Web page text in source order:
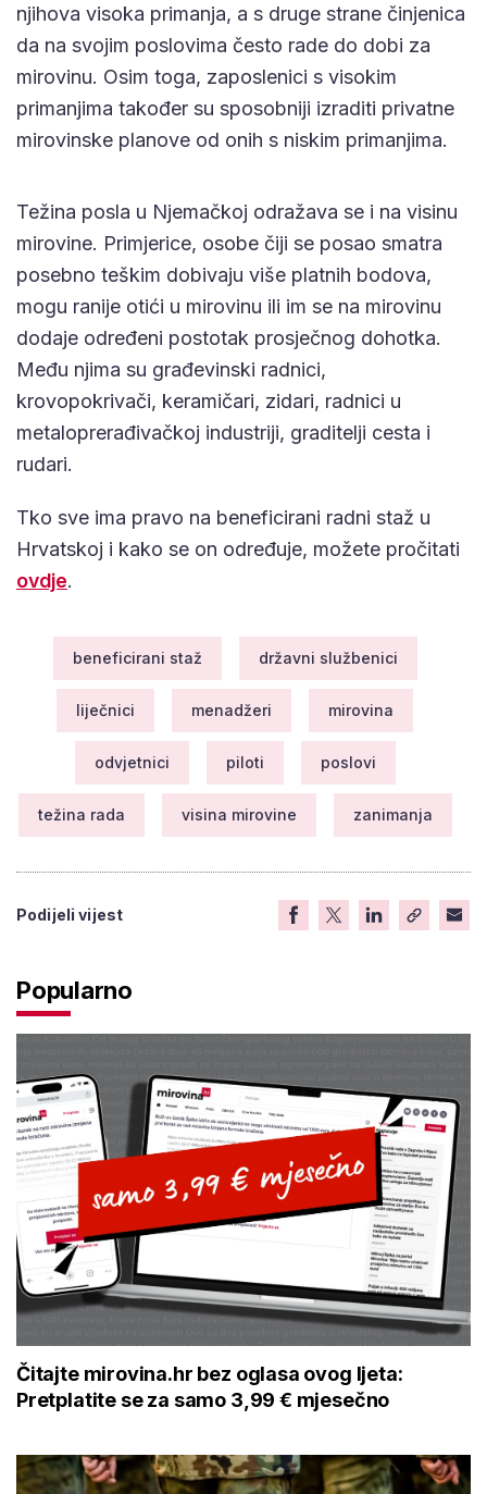
njihova visoka primanja, a s druge strane činjenica
da na svojim poslovima često rade do dobi za
mirovinu. Osim toga, zaposlenici s visokim
primanjima također su sposobniji izraditi privatne
mirovinske planove od onih s niskim primanjima.
Težina posla u Njemačkoj odražava se i na visinu
mirovine. Primjerice, osobe čiji se posao smatra
posebno teškim dobivaju više platnih bodova,
mogu ranije otići u mirovinu ili im se na mirovinu
dodaje određeni postotak prosječnog dohotka.
Među njima su građevinski radnici,
krovopokrivači, keramičari, zidari, radnici u
metaloprerađivačkoj industriji, graditelji cesta i
rudari.
Tko sve ima pravo na beneficirani radni staž u
Hrvatskoj i kako se on određuje, možete pročitati
ovdje.
beneficirani staž državni službenici
liječnici menadžeri mirovina
odvjetnici piloti poslovi
težina rada visina mirovine zanimanja
Podijeli vijest
Popularno
Čitajte mirovina.hr bez oglasa ovog ljeta:
Pretplatite se za samo 3,99 € mjesečno